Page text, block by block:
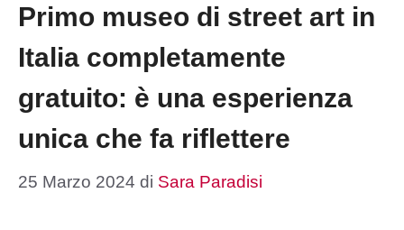
Primo museo di street art in
Italia completamente
gratuito: è una esperienza
unica che fa riflettere
25 Marzo 2024 di Sara Paradisi